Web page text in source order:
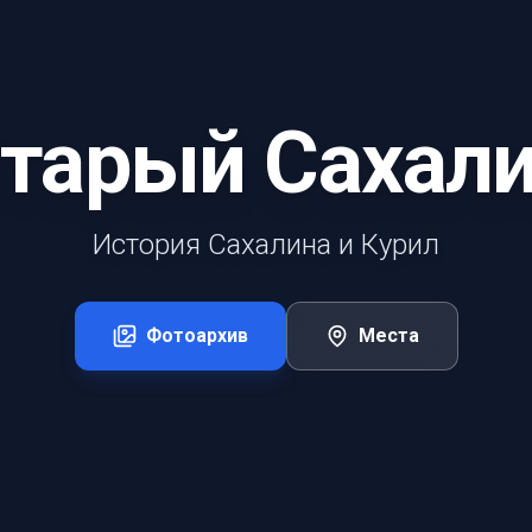
История Сахалина и Курил
Фотоархив Места